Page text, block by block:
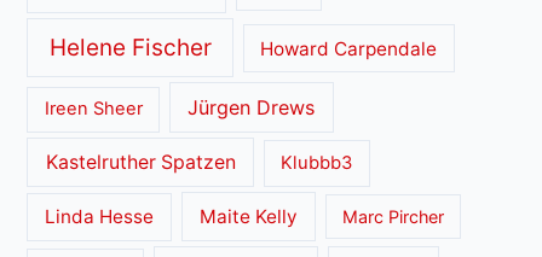
Helene Fischer Howard Carpendale
Ireen Sheer Jürgen Drews
Kastelruther Spatzen Klubbb3
Linda Hesse Maite Kelly Marc Pircher